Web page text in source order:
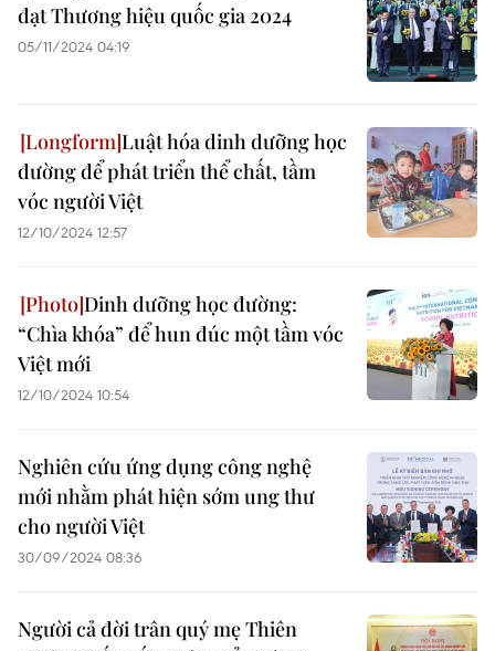
đạt Thương hiệu quốc gia 2024
05/11/2024 04:19
Luật hóa dinh dưỡng học
đường để phát triển thể chất, tầm
vóc người Việt
12/10/2024 12:57
Dinh dưỡng học đường:
“Chìa khóa” để hun đúc một tầm vóc
Việt mới
12/10/2024 10:54
Nghiên cứu ứng dụng công nghệ
mới nhằm phát hiện sớm ung thư
cho người Việt
30/09/2024 08:36
Người cả đời trân quý mẹ Thiên